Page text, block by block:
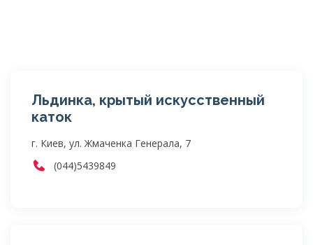
Льдинка, крытый искусственный
каток
г. Киев, ул. Жмаченка Генерала, 7
(044)5439849